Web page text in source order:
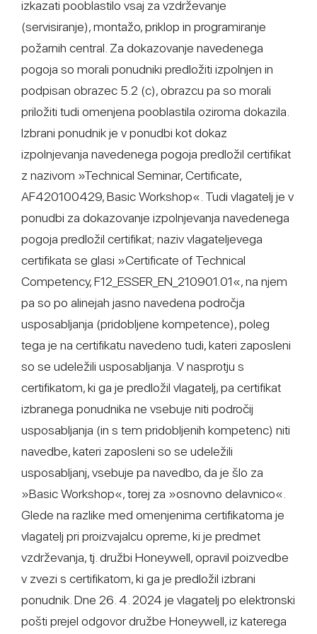
izkazati pooblastilo vsaj za vzdrževanje
(servisiranje), montažo, priklop in programiranje
požarnih central. Za dokazovanje navedenega
pogoja so morali ponudniki predložiti izpolnjen in
podpisan obrazec 5.2 (c), obrazcu pa so morali
priložiti tudi omenjena pooblastila oziroma dokazila.
Izbrani ponudnik je v ponudbi kot dokaz
izpolnjevanja navedenega pogoja predložil certifikat
z nazivom »Technical Seminar, Certificate,
AF420100429, Basic Workshop«. Tudi vlagatelj je v
ponudbi za dokazovanje izpolnjevanja navedenega
pogoja predložil certifikat; naziv vlagateljevega
certifikata se glasi »Certificate of Technical
Competency, F12_ESSER_EN_210901.01«, na njem
pa so po alinejah jasno navedena področja
usposabljanja (pridobljene kompetence), poleg
tega je na certifikatu navedeno tudi, kateri zaposleni
so se udeležili usposabljanja. V nasprotju s
certifikatom, ki ga je predložil vlagatelj, pa certifikat
izbranega ponudnika ne vsebuje niti področij
usposabljanja (in s tem pridobljenih kompetenc) niti
navedbe, kateri zaposleni so se udeležili
usposabljanj, vsebuje pa navedbo, da je šlo za
»Basic Workshop«, torej za »osnovno delavnico«.
Glede na razlike med omenjenima certifikatoma je
vlagatelj pri proizvajalcu opreme, ki je predmet
vzdrževanja, tj. družbi Honeywell, opravil poizvedbe
v zvezi s certifikatom, ki ga je predložil izbrani
ponudnik. Dne 26. 4. 2024 je vlagatelj po elektronski
pošti prejel odgovor družbe Honeywell, iz katerega